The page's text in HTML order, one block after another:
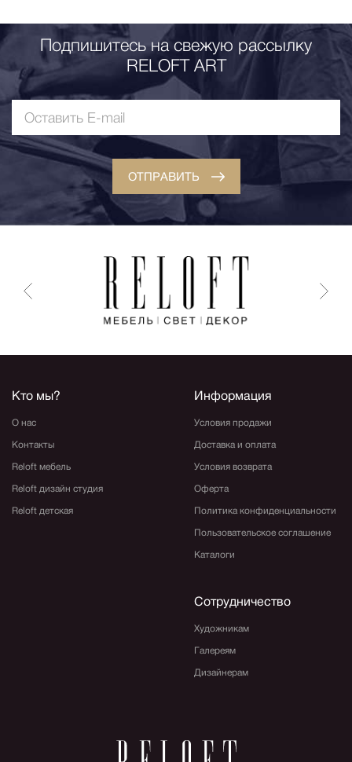
Подпишитесь на свежую рассылку
RELOFT ART
ОТПРАВИТЬ
Кто мы?
О нас
Контакты
Reloft мебель
Reloft дизайн студия
Reloft детская
Информация
Условия продажи
Доставка и оплата
Условия возврата
Оферта
Политика конфиденциальности
Пользовательское соглашение
Каталоги
Сотрудничество
Художникам
Галереям
Дизайнерам